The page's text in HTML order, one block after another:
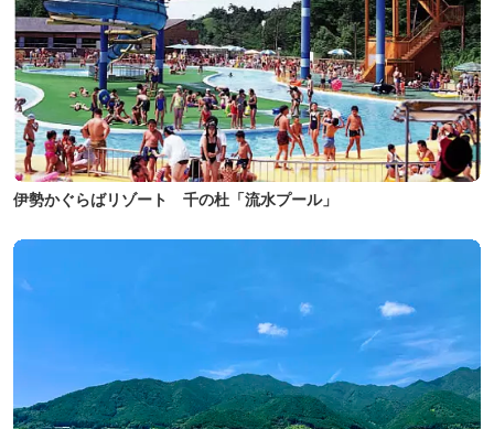
伊勢かぐらばリゾート 千の杜「流水プール」